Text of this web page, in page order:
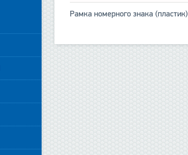
Рамка номерного знака (пластик)